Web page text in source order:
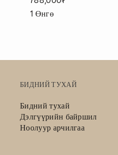
1 Өнгө
БИДНИЙ ТУХАЙ
Бидний тухай
Дэлгүүрийн байршил
Ноолуур арчилгаа